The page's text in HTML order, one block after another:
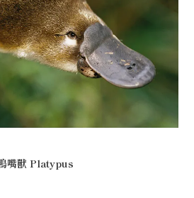
嘴獸 Platypus